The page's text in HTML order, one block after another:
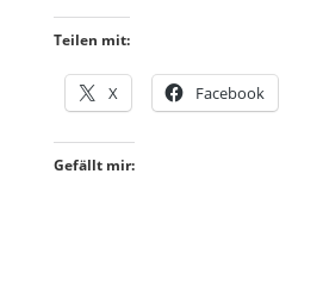
Teilen mit:
X Facebook
Gefällt mir: